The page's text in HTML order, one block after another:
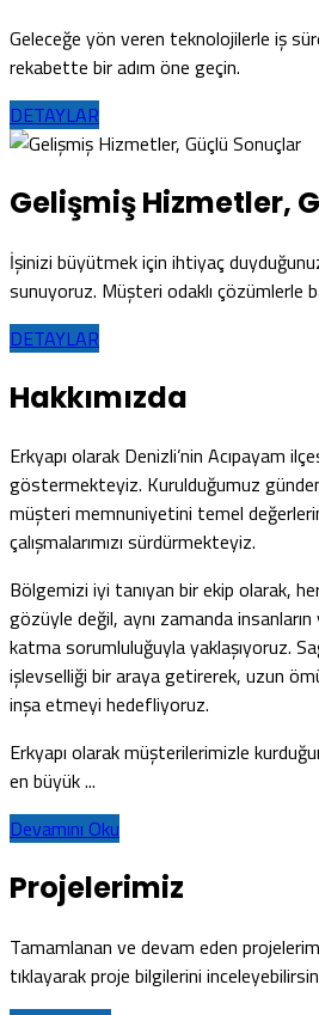
Geleceğe yön veren teknolojilerle iş
rekabette bir adım öne geçin.
DETAYLAR
Gelişmiş Hizmetler,
İşinizi büyütmek için ihtiyaç
sunuyoruz. Müşteri odaklı çözümlerle
DETAYLAR
Hakkımızda
Erkyapı olarak Denizli’nin Acıpayam
göstermekteyiz. Kurulduğumuz
müşteri memnuniyetini temel
çalışmalarımızı sürdürmekteyiz.
Bölgemizi iyi tanıyan bir ekip olarak,
gözüyle değil, aynı zamanda
katma sorumluluğuyla yaklaşıyoruz.
işlevselliği bir araya getirerek, uzun
inşa etmeyi hedefliyoruz.
Erkyapı olarak müşterilerimizle
en büyük ...
Devamını Oku
Projelerimiz
Tamamlanan ve devam eden
tıklayarak proje bilgilerini